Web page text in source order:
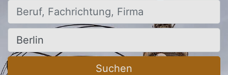
Beruf, Fachrichtung, Firma
Ort, Stadt
Suchen